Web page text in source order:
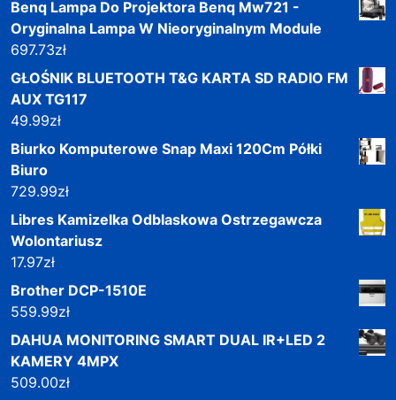
Benq Lampa Do Projektora Benq Mw721 -
Oryginalna Lampa W Nieoryginalnym Module
697.73zł
GŁOŚNIK BLUETOOTH T&G KARTA SD RADIO FM
AUX TG117
49.99zł
Biurko Komputerowe Snap Maxi 120Cm Półki
Biuro
729.99zł
Libres Kamizelka Odblaskowa Ostrzegawcza
Wolontariusz
17.97zł
Brother DCP-1510E
559.99zł
DAHUA MONITORING SMART DUAL IR+LED 2
KAMERY 4MPX
509.00zł